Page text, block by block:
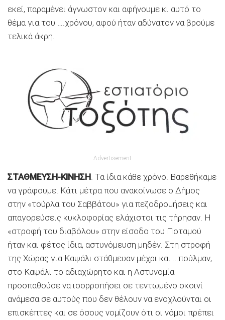
εκεί, παραμένει άγνωστον και αφήνουμε κι αυτό το
θέμα για του ….χρόνου, αφού ήταν αδύνατον να βρούμε
τελικά άκρη.
Advertisement
ΣΤΑΘΜΕΥΣΗ-ΚΙΝΗΣΗ . Τα ίδια κάθε χρόνο. Βαρεθήκαμε
να γράφουμε. Κάτι μέτρα που ανακοίνωσε ο Δήμος
στην «τούρλα του Σαββάτου» για πεζοδρομήσεις και
απαγορεύσεις κυκλοφορίας ελάχιστοι τις τήρησαν. Η
«στροφή του διαβόλου» στην είσοδο του Ποταμού
ήταν και φέτος ίδια, αστυνόμευση μηδέν. Στη στροφή
της Χώρας για Καψάλι στάθμευαν μέχρι και …πούλμαν,
στο Καψάλι το αδιαχώρητο και η Αστυνομία
προσπαθούσε να ισορροπήσει σε τεντωμένο σκοινί
ανάμεσα σε αυτούς που δεν θέλουν να ενοχλούνται οι
επισκέπτες και σε όσους νομίζουν ότι οι νόμοι πρέπει